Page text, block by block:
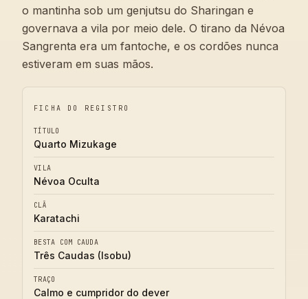
o mantinha sob um genjutsu do Sharingan e
governava a vila por meio dele. O tirano da Névoa
Sangrenta era um fantoche, e os cordões nunca
estiveram em suas mãos.
FICHA DO REGISTRO
TÍTULO
Quarto Mizukage
VILA
Névoa Oculta
CLÃ
Karatachi
BESTA COM CAUDA
Três Caudas (Isobu)
TRAÇO
Calmo e cumpridor do dever